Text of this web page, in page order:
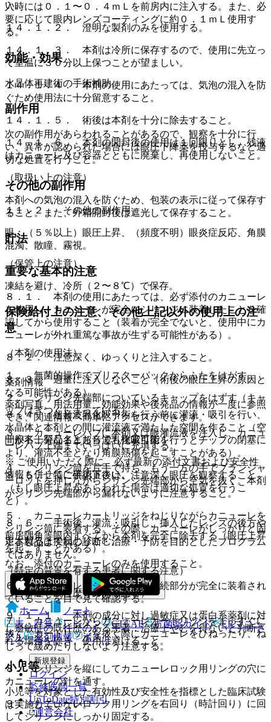
い。
１４．１．２． 澄明な製剤のみを使用する。
１４．１．３． 本剤は冷所に保存するので、使用に先立っ
て室温に３０分以上保つことが望ましい。
１４．１．４． 本剤の使用にあたっては、気泡の混入を防
ぐため使用法に十分留意すること。
１４．１．５． 術後は本剤を十分に除去すること。
１４．１．６． 本剤の開封後の使用は１回限りとし、残液
はカニューレ及び容器とともに廃棄し、再使用しないこと。
（取扱い上の注意）
本剤への気泡の混入を防ぐため、包装の表示に従って保存す
ること。また、外箱開封後は遮光して保存すること。
貯法
（保管上の注意）
凍結を避け、冷所（２〜８℃）で保存。
保険給付上の注意、その他上記以外の使用上の注
意
（本剤の使用法）
１． 無菌的操作でブリスターパックからふたをはがす。
２． シリンジ先端部についているキャップをはずす（キャ
ップはきつくしまっている）。
３． カニューレハブに本剤又は眼灌流液を注入し、カニュ
ーレハブ上端までいっぱいに充填する。
４． シリンジ筒を片手で持ち、もう一方の手でプランジャ
ーロッドを押しながらシリンジ先端部から空気を抜く。本剤
がシリンジ先端部から漏れないように注意すること。
５． カニューレカートリッジをねじりながらカニューレを
シリンジ筒に装着する。その際、カニューレがしっかりと固
定されるまでねじりこむ。
なお、添付のカニューレのみを使用すること。
６． カニューレとシリンジ筒の接続部分が完全に装着され
ていることを目で見て確認する。
７． カニューレからカニューレカートリッジをまっすぐに
抜く。カートリッジを抜く際にカニューレをひねったり、ね
じって緩めたりしないよう注意する。
８． シリンジを縦にしてカニューレロック用リングの穴に
カニューレの針を通す。
９． カニューレロック用リングを右回り（時計回り）に回
してシリンジにしっかり固定する。
入時には０．１〜０．４ｍＬを前房内に注入する。また、必
要に応じて眼内レンズコーティングに約０．１ｍＬ使用す
る。
効能・効果
水晶体再建術の手術補助。
副作用
次の副作用があらわれることがあるので、観察を十分に行
い、異常が認められた場合には眼圧下降薬を投与するなど適
切な処置を行うこと。
その他の副作用
１１．２． その他の副作用
眼：（５％以上）眼圧上昇、（頻度不明）眼炎症反応、角膜
混濁、散瞳、霧視。
重要な基本的注意
８．１． 本剤の使用にあたっては、必ず添付のカニューレ
を使用し、カニューレが完全にシリンジに装着したことを確
認してから使用すること（装着が完全でないと、使用中にカ
ニューレが外れ重篤な事故が生ずる可能性がある）。
８．２． 注意深く、ゆっくりと注入すること。
８．３． 過量に注入しないこと（術後の眼圧上昇の原因と
なる可能性がある）。
８．４． 超音波乳化吸引術を行う前に灌流・吸引を行い、
水晶体と本剤との間に灌流液で満たした空間を作ること（空
間が不十分なまま超音波乳化吸引術を行うとチップの閉塞に
より、灌流不全となり角膜熱傷を起こすことがある）。
８．５． 特に手術直後は、注意深く眼圧を観察すること
（もし眼圧上昇があらわれた場合は適切な処置を行うこ
と）。
８．６． 手術後、灌流・吸引し、挿入したレンズの後方や
前房隅角等眼内すべてから本剤を完全に除去する（眼圧上昇
を起こすことがある）。
（特定の背景を有する患者に関する注意）
（合併症・既往歴等のある患者）
９．１．１． 本剤の成分に対し過敏症又は蛋白系薬剤に対
し過敏症の既往歴のある患者：治療上やむを得ないと判断さ
れる場合を除き、使用は避けること。
小児等
小児等を対象とした有効性及び安全性を指標とした臨床試験
は実施していない。
薬剤情報
薬剤写真、用法用量、効能効果や後発品の情報が一度に参照
でき、関連情報へ簡単にアクセスができます。
一般名、製品名どちらでも検索可能！
※ ご使用いただく際に、必ず最新の添付文書および安全性
情報も併せてご確認下さい。
※本製品は疾病の診断・治療・予防を目的としたプログラム
ではありません。
ホーム
ノート
表・計算
レジメン CTCAE 抗菌薬ガイド
ERマニュ
アル
薬剤情報 ポスト
新規登録
ログイン
監修医師一覧
UpToDate特別割引
運営会社